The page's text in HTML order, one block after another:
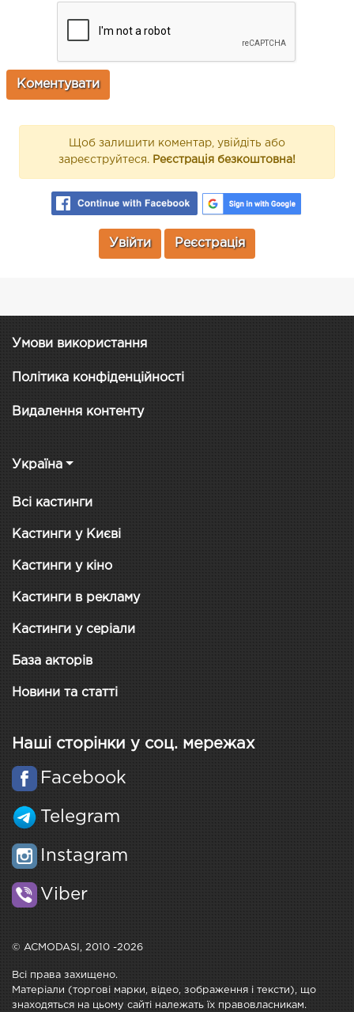
Щоб залишити коментар, увійдіть або
зареєструйтеся. Реєстрація безкоштовна!
Увійти Реєстрація
Умови використання
Політика конфіденційності
Видалення контенту
Україна
Всі кастинги
Кастинги у Києві
Кастинги у кіно
Кастинги в рекламу
Кастинги у серіали
База акторів
Новини та статті
Наші сторінки у соц. мережах
Facebook
Telegram
Instagram
Viber
© ACMODASI, 2010 -2026
Всі права захищено.
Матеріали (торгові марки, відео, зображення і тексти), що
знаходяться на цьому сайті належать їх правовласникам.